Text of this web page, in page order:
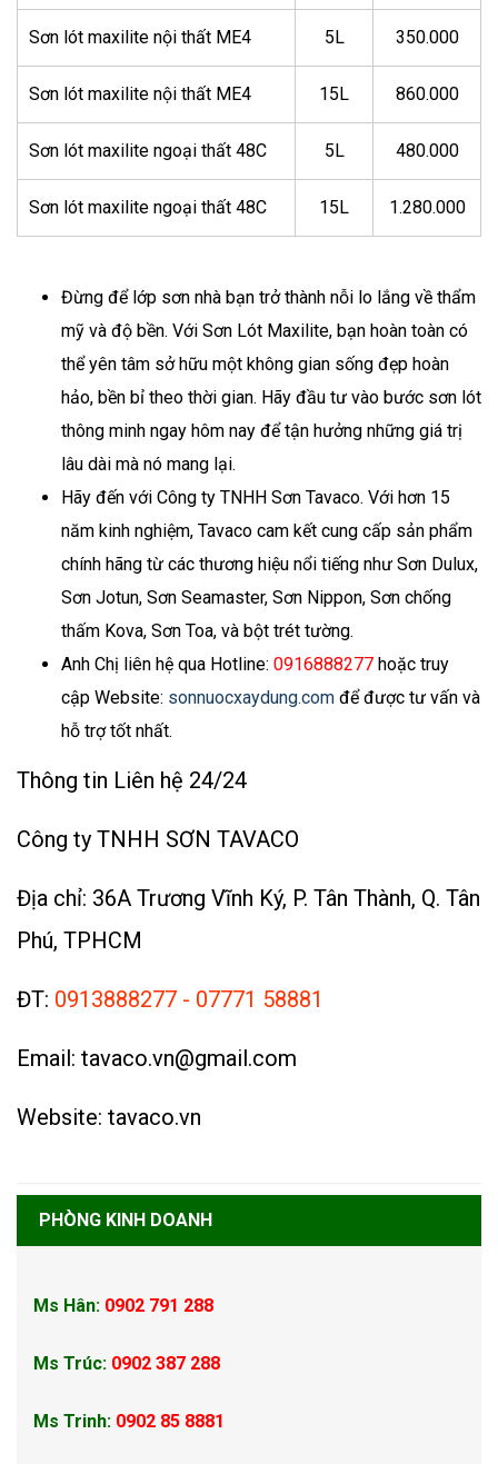
Sơn lót maxilite nội thất ME4 5L 350.000
Sơn lót maxilite nội thất ME4 15L 860.000
Sơn lót maxilite ngoại thất 48C 5L 480.000
Sơn lót maxilite ngoại thất 48C 15L 1.280.000
Đừng để lớp sơn nhà bạn trở thành nỗi lo lắng về thẩm
mỹ và độ bền. Với Sơn Lót Maxilite, bạn hoàn toàn có
thể yên tâm sở hữu một không gian sống đẹp hoàn
hảo, bền bỉ theo thời gian. Hãy đầu tư vào bước sơn lót
thông minh ngay hôm nay để tận hưởng những giá trị
lâu dài mà nó mang lại.
Hãy đến với Công ty TNHH Sơn Tavaco. Với hơn 15
năm kinh nghiệm, Tavaco cam kết cung cấp sản phẩm
chính hãng từ các thương hiệu nổi tiếng như Sơn Dulux,
Sơn Jotun, Sơn Seamaster, Sơn Nippon, Sơn chống
thấm Kova, Sơn Toa, và bột trét tường.
Anh Chị liên hệ qua Hotline: 0916888277 hoặc truy
cập Website: sonnuocxaydung.com để được tư vấn và
hỗ trợ tốt nhất.
Thông tin Liên hệ 24/24
Công ty TNHH SƠN TAVACO
Địa chỉ: 36A Trương Vĩnh Ký, P. Tân Thành, Q. Tân
Phú, TPHCM
ĐT: 0913888277 - 07771 58881
Email: tavaco.vn@gmail.com
Website: tavaco.vn
PHÒNG KINH DOANH
Ms Hân: 0902 791 288
Ms Trúc: 0902 387 288
Ms Trinh: 0902 85 8881